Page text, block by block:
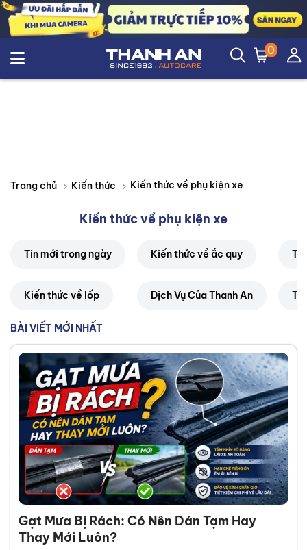
0
Trang chủ Kiến thức Kiến thức về phụ kiện xe
Kiến thức về phụ kiện xe
Tin mới trong ngày
Kiến thức về lốp
Kiến thức về ắc quy
Dịch Vụ Của Thanh An
BÀI VIẾT MỚI NHẤT
Gạt Mưa Bị Rách: Có Nên Dán Tạm Hay
Thay Mới Luôn?